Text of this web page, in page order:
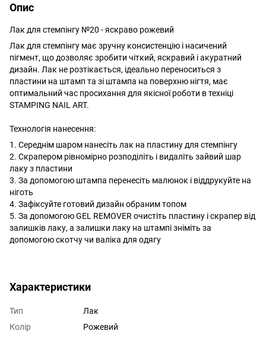
Опис
Лак для стемпінгу №20 - яскраво рожевий
Лак для стемпінгу має зручну консистенцію і насичений
пігмент, що дозволяє зробити чіткий, яскравий і акуратний
дизайн. Лак не розтікається, ідеально переноситься з
пластини на штамп та зі штампа на поверхню нігтя, має
оптимальний час просихання для якісної роботи в техніці
STAMPING NAIL ART.
Технологія нанесення:
1. Середнім шаром нанесіть лак на пластину для стемпінгу
2. Скрапером рівномірно розподіліть і видаліть зайвий шар
лаку з пластини
3. За допомогою штампа перенесіть малюнок і віддрукуйте на
ніготь
4. Зафіксуйте готовий дизайн обраним топом
5. За допомогою GEL REMOVER очистіть пластину і скрапер від
залишків лаку, а залишки лаку на штампі зніміть за
допомогою скотчу чи валіка для одягу
Характеристики
Тип
Лак
Колір
Рожевий